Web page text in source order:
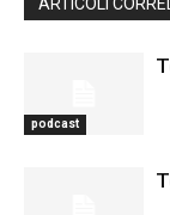
podcast